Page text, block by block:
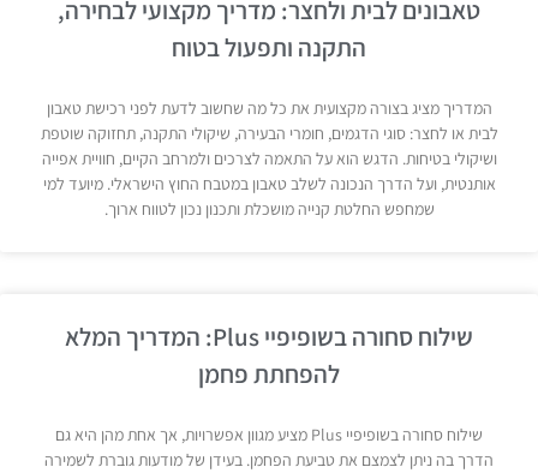
טאבונים לבית ולחצר: מדריך מקצועי לבחירה,
התקנה ותפעול בטוח
המדריך מציג בצורה מקצועית את כל מה שחשוב לדעת לפני רכישת טאבון
לבית או לחצר: סוגי הדגמים, חומרי הבעירה, שיקולי התקנה, תחזוקה שוטפת
ושיקולי בטיחות. הדגש הוא על התאמה לצרכים ולמרחב הקיים, חוויית אפייה
אותנטית, ועל הדרך הנכונה לשלב טאבון במטבח החוץ הישראלי. מיועד למי
שמחפש החלטת קנייה מושכלת ותכנון נכון לטווח ארוך.
שילוח סחורה בשופיפיי Plus: המדריך המלא
להפחתת פחמן
שילוח סחורה בשופיפיי Plus מציע מגוון אפשרויות, אך אחת מהן היא גם
הדרך בה ניתן לצמצם את טביעת הפחמן. בעידן של מודעות גוברת לשמירה